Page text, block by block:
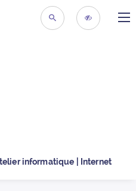
RECHERCHER
informatique | Internet